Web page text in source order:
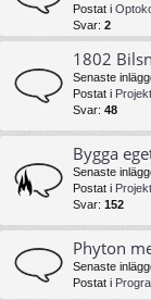
Postat i
Svar: 2
1802
Senaste
Postat i Projekt
Svar: 48
Bygga
Senaste
Postat i Projekt
Svar: 152
Phyton
Senaste
Postat i